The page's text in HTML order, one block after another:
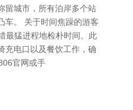
留城市，所有泊岸多个站
车。 关于时间焦躁的游客
最猛进程地检朴时间。此
充电口以及餐饮工作，确
官网或手